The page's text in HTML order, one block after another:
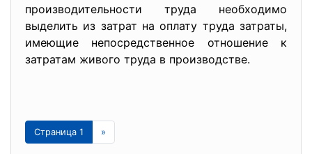
производительности труда необходимо
выделить из затрат на оплату труда затраты,
имеющие непосредственное отношение к
затратам живого труда в производстве.
Страница 1 »